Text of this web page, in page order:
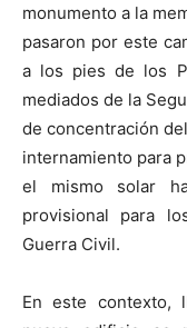
monumento a la
pasaron por este
a los pies de los
mediados de la
de concentración
internamiento para
el mismo solar
provisional para
Guerra Civil.
En este contexto,